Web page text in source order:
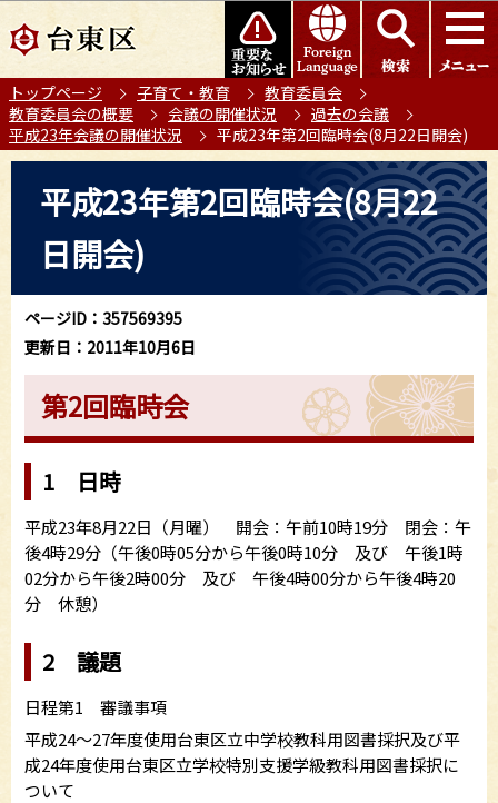
の
ー
ジ
の
このページの本文へ移動
トップページ 子育て・教育
教育委員会
教育委員会の概要
会議の開催状況
過去の会議
平成23年会議の開催状況
平成23年第2回臨時会(8月22日開会)
ら
平成23年第2回臨時会(8月22
日開会)
ページID：357569395
更新日：2011年10月6日
第2回臨時会
1 日時
平成23年8月22日（月曜） 開会：午前10時19分 閉会：午
後4時29分（午後0時05分から午後0時10分 及び 午後1時
02分から午後2時00分 及び 午後4時00分から午後4時20
分 休憩）
2 議題
日程第1 審議事項
平成24～27年度使用台東区立中学校教科用図書採択及び平
成24年度使用台東区立学校特別支援学級教科用図書採択に
ついて